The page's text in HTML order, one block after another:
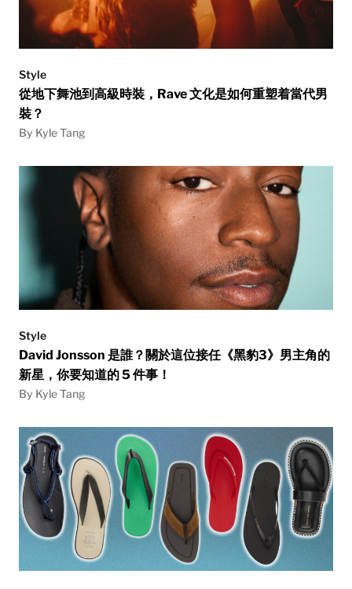
Style
從地下舞池到高級時裝，Rave 文化是如何重塑着當代男
裝？
By Kyle Tang
Style
David Jonsson 是誰？關於這位接任《黑豹3》男主角的
新星，你要知道的 5 件事！
By Kyle Tang